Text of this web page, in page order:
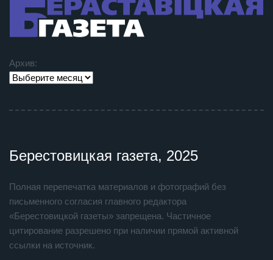
Архив:
Берестовицкая газета, 2025
Полная перепечатка материалов и фотографий без
письменного согласия главного редактора
«Берестовицкой газеты» запрещена. Частичное
цитирование разрешено при наличии прямой активной
ссылки на источник.